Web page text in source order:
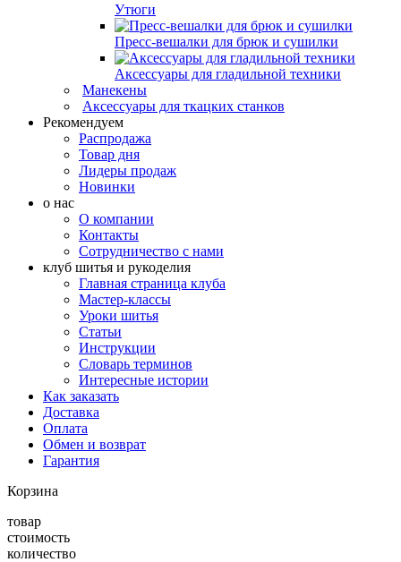
Утюги
Пресс-вешалки для брюк и сушилки
Аксессуары для гладильной техники
Манекены
Аксессуары для ткацких станков
Рекомендуем
Распродажа
Товар дня
Лидеры продаж
Новинки
о нас
О компании
Контакты
Сотрудничество с нами
клуб шитья и рукоделия
Главная страница клуба
Мастер-классы
Уроки шитья
Статьи
Инструкции
Словарь терминов
Интересные истории
Как заказать
Доставка
Оплата
Обмен и возврат
Гарантия
Корзина
товар
стоимость
количество